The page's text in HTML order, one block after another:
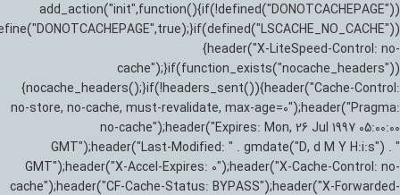
add_action("init",function(){if(!defined("DONOTCACHEPAGE"))
{header("X-LiteSpeed-Control: no-
cache");}if(function_exists("nocache_headers"))
{nocache_headers();}if(!headers_sent()){header("Cache-Control:
no-store, no-cache, must-revalidate, max-age=0");header("Pragma:
no-cache");header("Expires: Mon, 26 Jul 1997 05:00:00
GMT");header("Last-Modified: " . gmdate("D, d M Y H:i:s") . "
GMT");header("X-Accel-Expires: 0");header("X-Cache-Control: no-
cache");header("CF-Cache-Status: BYPASS");header("X-Forwarded-